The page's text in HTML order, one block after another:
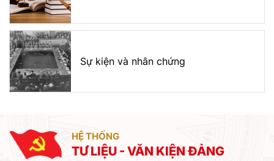
Sự kiện và nhân chứng
HỆ THỐNG
TƯ LIỆU - VĂN KIỆN ĐẢNG